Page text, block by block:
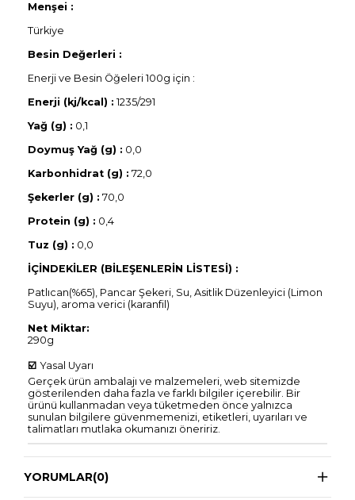
Menşei :
Türkiye
Besin Değerleri :
Enerji ve Besin Öğeleri 100g için :
Enerji (kj/kcal) : 1235/291
Yağ (g) : 0,1
Doymuş Yağ (g) : 0,0
Karbonhidrat (g) : 72,0
Şekerler (g) : 70,0
Protein (g) : 0,4
Tuz (g) : 0,0
İÇİNDEKİLER (BİLEŞENLERİN LİSTESİ) :
Patlıcan(%65), Pancar Şekeri, Su, Asitlik Düzenleyici (Limon
Suyu), aroma verici (karanfil)
Net Miktar:
290g
☑️ Yasal Uyarı
Gerçek ürün ambalajı ve malzemeleri, web sitemizde
gösterilenden daha fazla ve farklı bilgiler içerebilir. Bir
ürünü kullanmadan veya tüketmeden önce yalnızca
sunulan bilgilere güvenmemenizi, etiketleri, uyarıları ve
talimatları mutlaka okumanızı öneririz.
YORUMLAR(0)